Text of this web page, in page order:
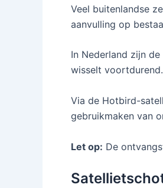
Veel buitenlandse
aanvulling op
In Nederland zijn
wisselt voortdurend.
Via de Hotbird-
gebruikmaken van
Let op: De